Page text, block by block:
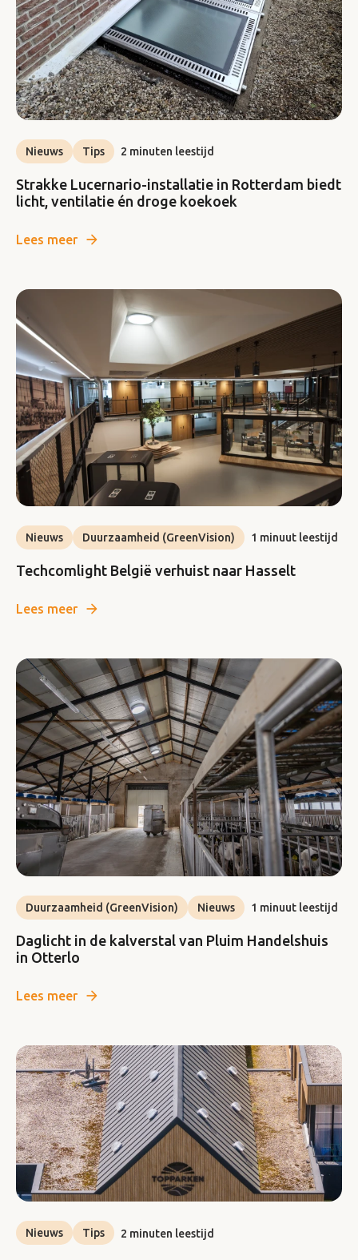
Nieuws Tips 2 minuten leestijd
Strakke Lucernario-installatie in Rotterdam biedt
licht, ventilatie én droge koekoek
Lees meer
Nieuws Duurzaamheid (GreenVision) 1 minuut leestijd
Techcomlight België verhuist naar Hasselt
Lees meer
Duurzaamheid (GreenVision) Nieuws 1 minuut leestijd
Daglicht in de kalverstal van Pluim Handelshuis
in Otterlo
Lees meer
Nieuws Tips 2 minuten leestijd